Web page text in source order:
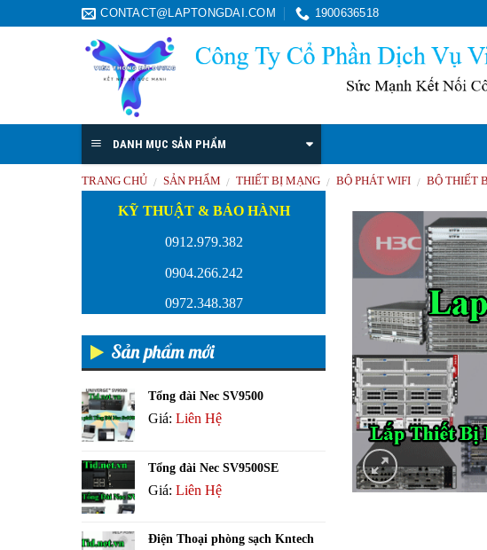
CONTACT@LAPTONGDAI.COM 1900636518
DANH MỤC SẢN PHẨM
TRANG CHỦ / SẢN PHẨM / THIẾT BỊ MẠNG / BỘ PHÁT WIFI / BỘ THIẾT
KỸ THUẬT & BẢO HÀNH
0912.979.382
0904.266.242
0972.348.387
Sản phẩm mới
Tổng đài Nec SV9500
Giá: Liên Hệ
Tổng đài Nec SV9500SE
Giá: Liên Hệ
Điện Thoại phòng sạch Kntech